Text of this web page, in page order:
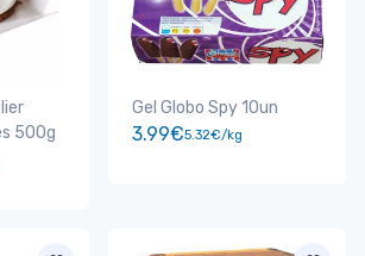
500g
Gel Globo Spy 10un
3.99€5.32€/kg